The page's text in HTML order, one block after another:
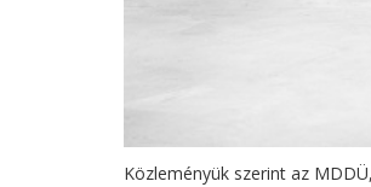
Közleményük szerint az